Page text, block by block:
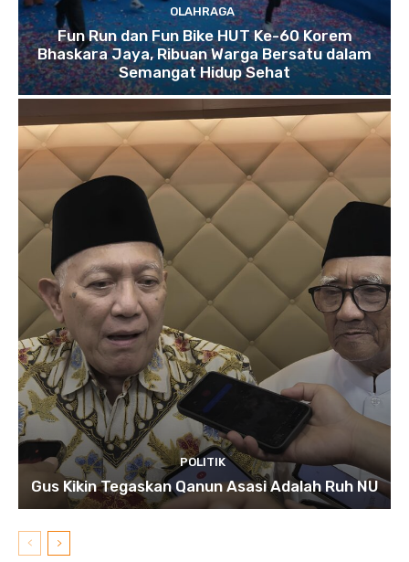
OLAHRAGA
Fun Run dan Fun Bike HUT Ke-60 Korem
Bhaskara Jaya, Ribuan Warga Bersatu dalam
Semangat Hidup Sehat
POLITIK
Gus Kikin Tegaskan Qanun Asasi Adalah Ruh NU